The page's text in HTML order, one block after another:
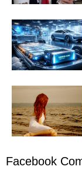
Facebook